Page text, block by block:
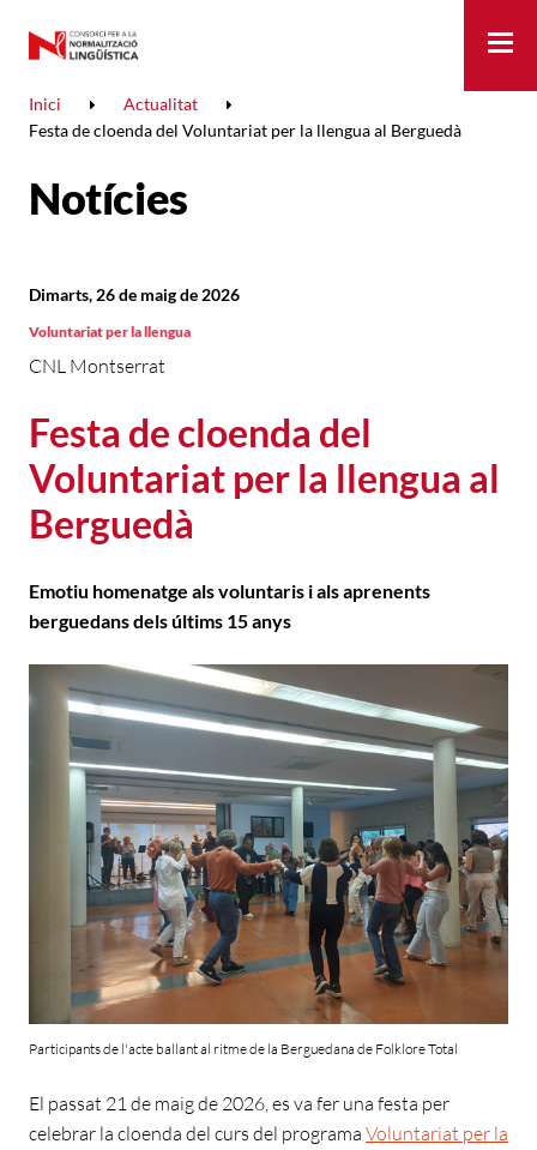
Inici
Actualitat
Festa de cloenda del Voluntariat per la llengua al Berguedà
Notícies
Festa de cloenda del
Voluntariat per la llengua al
Berguedà
CNL Montserrat
Dimarts, 26 de maig de 2026
Voluntariat per la llengua
Emotiu homenatge als voluntaris i als aprenents
berguedans dels últims 15 anys
Participants de l'acte ballant al ritme de la Berguedana de Folklore Total
El passat 21 de maig de 2026, es va fer una festa per
celebrar la cloenda del curs del programa Voluntariat per la